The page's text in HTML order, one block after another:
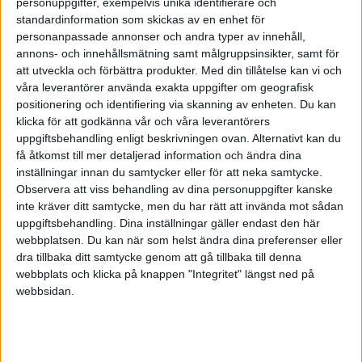
standardinformation som skickas av en enhet för
personanpassade annonser och andra typer av innehåll,
annons- och innehållsmätning samt målgruppsinsikter, samt för
att utveckla och förbättra produkter. Med din tillåtelse kan vi och
våra leverantörer använda exakta uppgifter om geografisk
positionering och identifiering via skanning av enheten. Du kan
klicka för att godkänna vår och våra leverantörers
uppgiftsbehandling enligt beskrivningen ovan. Alternativt kan du
få åtkomst till mer detaljerad information och ändra dina
inställningar innan du samtycker eller för att neka samtycke.
Observera att viss behandling av dina personuppgifter kanske
inte kräver ditt samtycke, men du har rätt att invända mot sådan
uppgiftsbehandling. Dina inställningar gäller endast den här
webbplatsen. Du kan när som helst ändra dina preferenser eller
dra tillbaka ditt samtycke genom att gå tillbaka till denna
webbplats och klicka på knappen "Integritet" längst ned på
webbsidan.
verifikationer och jag saknar vissa
grundläggande kunskaper om bokföring. Jag är
inte heller säker om mina tre sista kvartal
deklarationer har varit korrekta.
Vad jag skulle behöva är någon att kontrollera
min nuvarande bokföring för att se till att det
inte finns några fel, plus, vissa (kanske
engångs-)rådgivning så att jag kan hantera min
bokföring i framtiden. Kanske också årsbokslut
samtidigt?!
Nu i January utvecklas mitt företag och jag
kommer att ha fler verifikationer (mest faktura) i